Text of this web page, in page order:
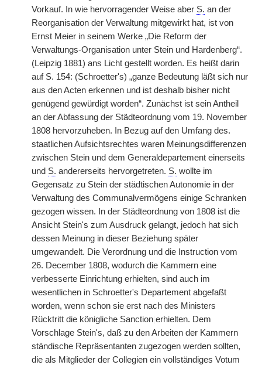
Vorkauf. In wie hervorragender Weise aber S. an der
Reorganisation der Verwaltung mitgewirkt hat, ist von
Ernst Meier in seinem Werke „Die Reform der
Verwaltungs-Organisation unter Stein und Hardenberg“.
(Leipzig 1881) ans Licht gestellt worden. Es heißt darin
auf S. 154: (Schroetter's) „ganze Bedeutung läßt sich nur
aus den Acten erkennen und ist deshalb bisher nicht
genügend gewürdigt worden“. Zunächst ist sein Antheil
an der Abfassung der Städteordnung vom 19. November
1808 hervorzuheben. In Bezug auf den Umfang des.
staatlichen Aufsichtsrechtes waren Meinungsdifferenzen
zwischen Stein und dem Generaldepartement einerseits
und S. andererseits hervorgetreten. S. wollte im
Gegensatz zu Stein der städtischen Autonomie in der
Verwaltung des Communalvermögens einige Schranken
gezogen wissen. In der Städteordnung von 1808 ist die
Ansicht Stein's zum Ausdruck gelangt, jedoch hat sich
dessen Meinung in dieser Beziehung später
umgewandelt. Die Verordnung und die Instruction vom
26. December 1808, wodurch die Kammern eine
verbesserte Einrichtung erhielten, sind auch im
wesentlichen in Schroetter's Departement abgefaßt
worden, wenn schon sie erst nach des Ministers
Rücktritt die königliche Sanction erhielten. Dem
Vorschlage Stein's, daß zu den Arbeiten der Kammern
ständische Repräsentanten zugezogen werden sollten,
die als Mitglieder der Collegien ein vollständiges Votum